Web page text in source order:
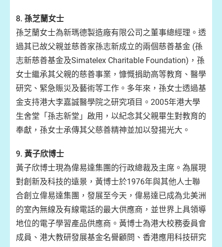
8. 孫芝蘭女士
孫芝蘭女士為新瑪德製造廠有限公司之董事總經理。透
過其已故父親並慈善家孫志新成立的兩個慈善基金 (孫
志新慈善基金及Simatelex Charitable Foundation)，孫
女士繼承其父親的慈善事業，慷慨捐助高等教育、醫學
研究、緊急賑災及藝術等工作。多年來，孫女士透過基
金支持港大李嘉誠醫學院之研究項目。2005年港大學
生舍堂「孫志新堂」啟用，以紀念其父親畢生對教育的
奉獻，孫女士承傳其父慈善精神並加以發揚光大。
9. 黃子欣博士
黃子欣博士現為偉易達集團的行政總裁及主席。為展現
對創新及科技的遠景，黃博士於1976年與其他人士聯
合創立偉易達集團，發展至今天，偉易達已成為北美洲
的室內無線及有線電話的最大供應商，並世界上具領導
地位的電子學習產品供應商。黃博士為港大校務委員會
成員、港大教研發展基金名譽顧問、香港應用科技研究